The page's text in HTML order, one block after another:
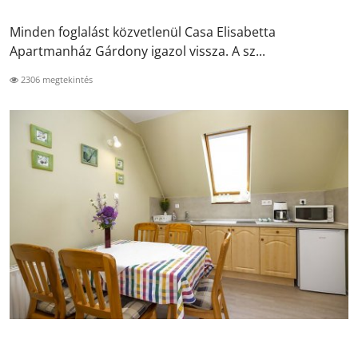
Minden foglalást közvetlenül Casa Elisabetta
Apartmanház Gárdony igazol vissza. A sz...
2306 megtekintés